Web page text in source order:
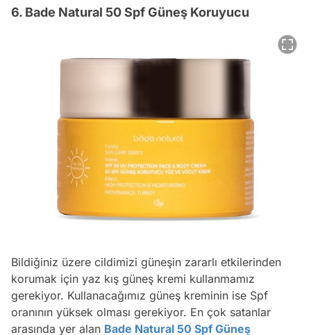
6. Bade Natural 50 Spf Güneş Koruyucu
Bildiğiniz üzere cildimizi güneşin zararlı etkilerinden
korumak için yaz kış güneş kremi kullanmamız
gerekiyor. Kullanacağımız güneş kreminin ise Spf
oranının yüksek olması gerekiyor. En çok satanlar
arasında yer alan Bade Natural 50 Spf Güneş